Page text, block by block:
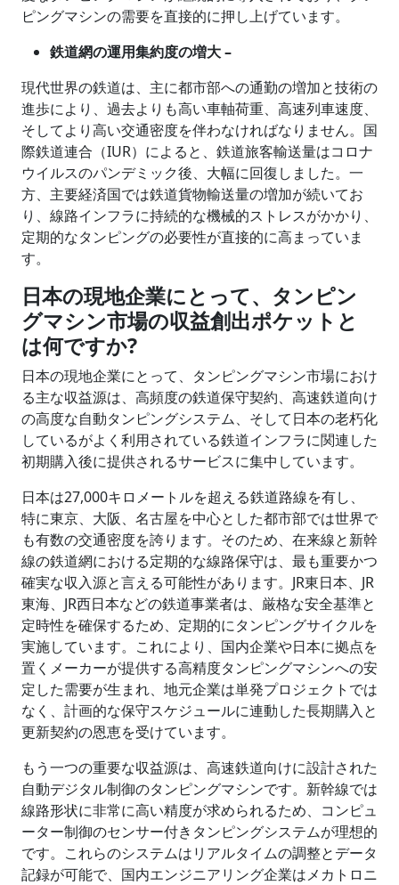
ピングマシンの需要を直接的に押し上げています。
鉄道網の運用集約度の増大 –
現代世界の鉄道は、主に都市部への通勤の増加と技術の
進歩により、過去よりも高い車軸荷重、高速列車速度、
そしてより高い交通密度を伴わなければなりません。国
際鉄道連合（IUR）によると、鉄道旅客輸送量はコロナ
ウイルスのパンデミック後、大幅に回復しました。一
方、主要経済国では鉄道貨物輸送量の増加が続いてお
り、線路インフラに持続的な機械的ストレスがかかり、
定期的なタンピングの必要性が直接的に高まっていま
す。
日本の現地企業にとって、タンピン
グマシン市場の収益創出ポケットと
は何ですか?
日本の現地企業にとって、タンピングマシン市場におけ
る主な収益源は、高頻度の鉄道保守契約、高速鉄道向け
の高度な自動タンピングシステム、そして日本の老朽化
しているがよく利用されている鉄道インフラに関連した
初期購入後に提供されるサービスに集中しています。
日本は27,000キロメートルを超える鉄道路線を有し、
特に東京、大阪、名古屋を中心とした都市部では世界で
も有数の交通密度を誇ります。そのため、在来線と新幹
線の鉄道網における定期的な線路保守は、最も重要かつ
確実な収入源と言える可能性があります。JR東日本、JR
東海、JR西日本などの鉄道事業者は、厳格な安全基準と
定時性を確保するため、定期的にタンピングサイクルを
実施しています。これにより、国内企業や日本に拠点を
置くメーカーが提供する高精度タンピングマシンへの安
定した需要が生まれ、地元企業は単発プロジェクトでは
なく、計画的な保守スケジュールに連動した長期購入と
更新契約の恩恵を受けています。
もう一つの重要な収益源は、高速鉄道向けに設計された
自動デジタル制御のタンピングマシンです。新幹線では
線路形状に非常に高い精度が求められるため、コンピュ
ーター制御のセンサー付きタンピングシステムが理想的
です。これらのシステムはリアルタイムの調整とデータ
記録が可能で、国内エンジニアリング企業はメカトロニ